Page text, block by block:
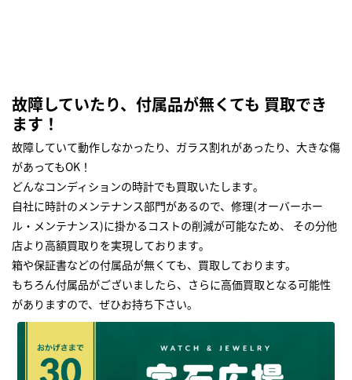
故障していたり、付属品が無くても 買取でき
ます！
故障していて動作しなかったり、ガラス割れがあったり、大きな傷
があってもOK！
どんなコンディションの時計でも買取いたします｡
自社に時計のメンテナンス部門があるので、修理(オーバーホー
ル・メンテナンス)に掛かるコストの削減が可能なため、 その分他
店より高額買取りを実現しております｡
箱や保証書などの付属品が無くても、買取しております。
もちろん付属品がございましたら、さらに高価買取となる可能性
がありますので、ぜひお持ち下さい｡